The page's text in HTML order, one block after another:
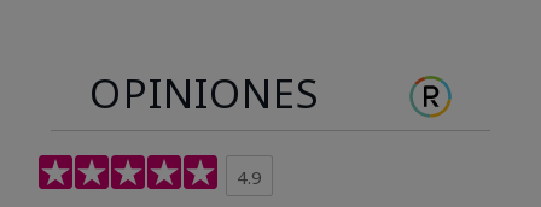
OPINIONES
4.9